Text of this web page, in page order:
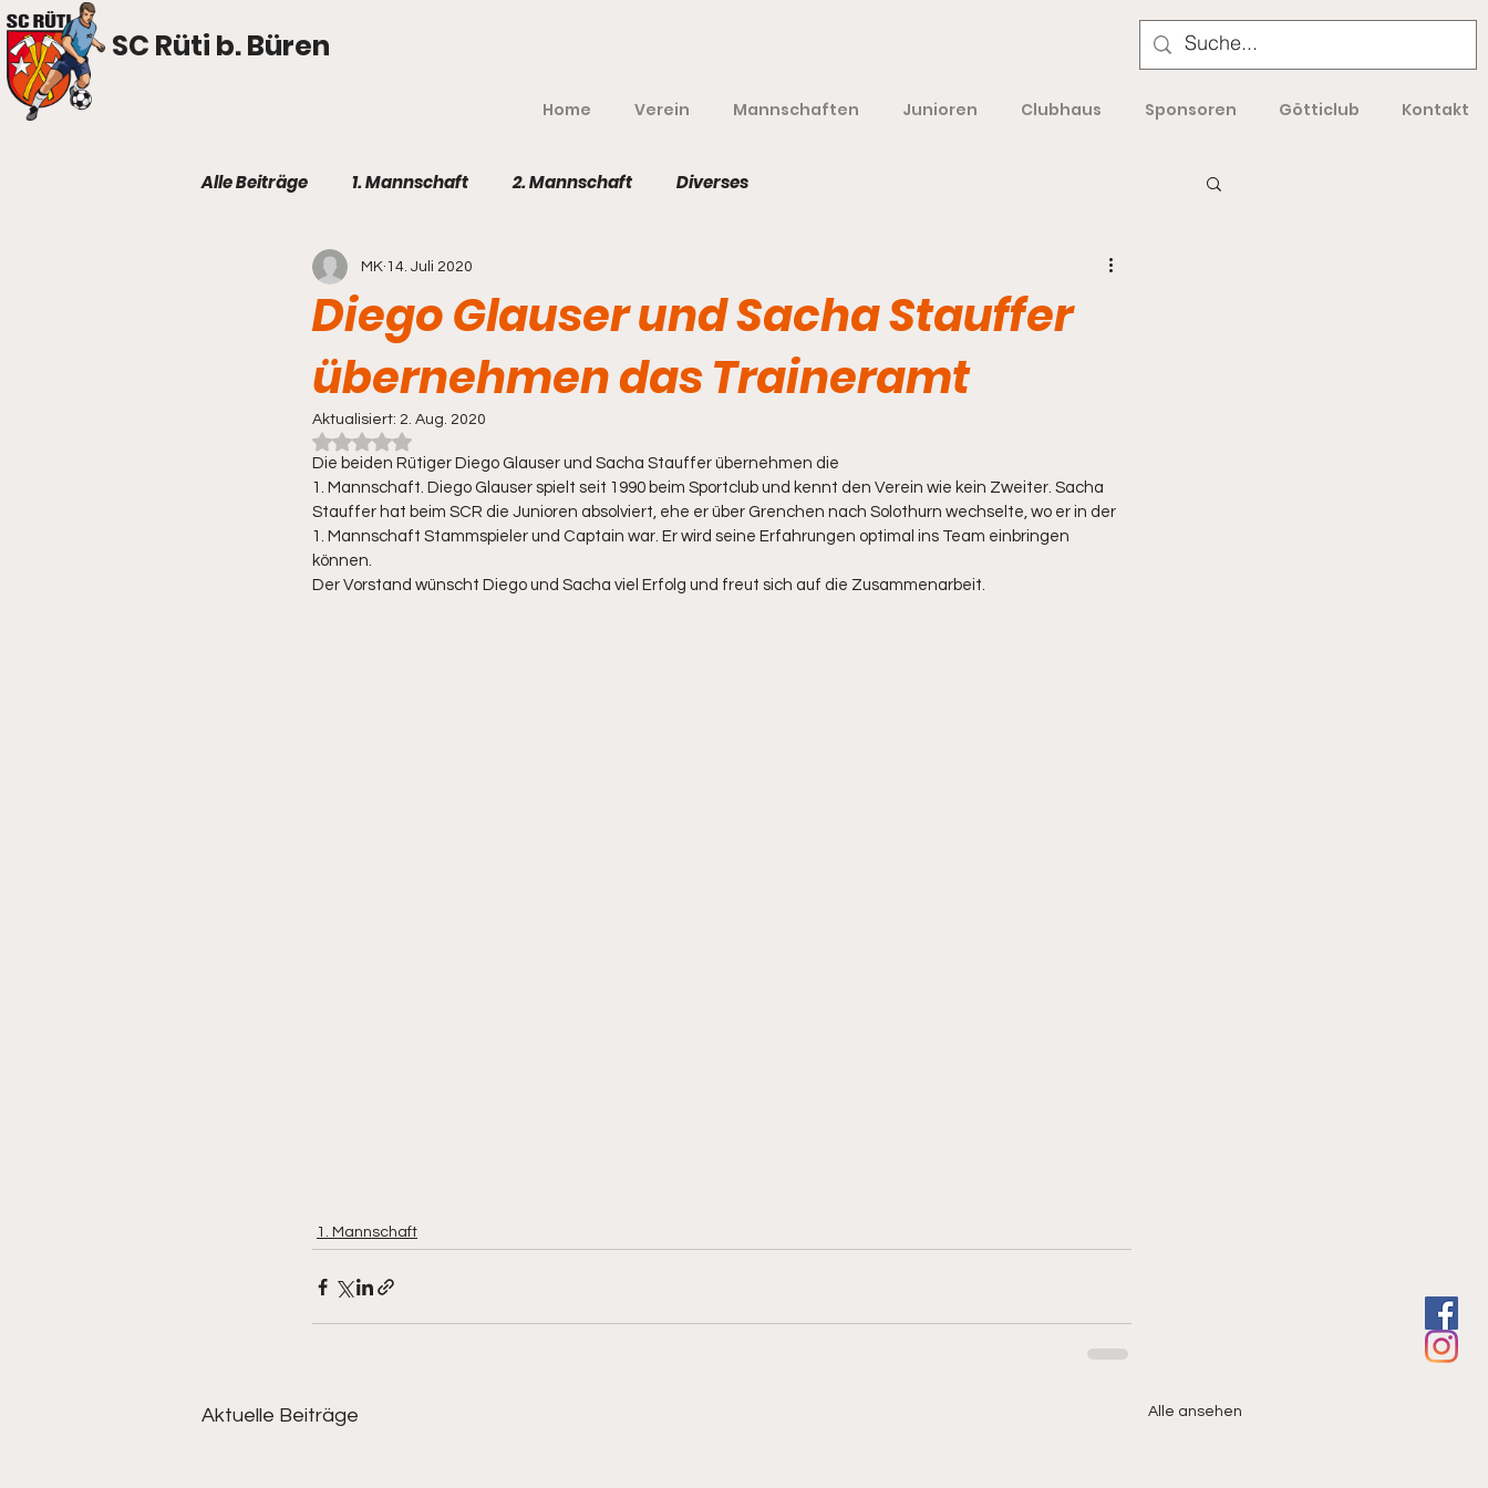
SC Rüti b. Büren
Home Verein Mannschaften Junioren Clubhaus Sponsoren Götticlub Kontakt
Alle Beiträge 1. Mannschaft 2. Mannschaft Diverses
Diego Glauser und Sacha Stauffer
übernehmen das Traineramt
MK 14. Juli 2020
Aktualisiert: 2. Aug. 2020
Mit NaN von 5 Sternen bewertet.
Die beiden Rütiger Diego Glauser und Sacha Stauffer übernehmen die
1. Mannschaft. Diego Glauser spielt seit 1990 beim Sportclub und kennt den Verein wie kein Zweiter. Sacha
Stauffer hat beim SCR die Junioren absolviert, ehe er über Grenchen nach Solothurn wechselte, wo er in der
1. Mannschaft Stammspieler und Captain war. Er wird seine Erfahrungen optimal ins Team einbringen
können.
Der Vorstand wünscht Diego und Sacha viel Erfolg und freut sich auf die Zusammenarbeit.
1. Mannschaft
Aktuelle Beiträge Alle ansehen